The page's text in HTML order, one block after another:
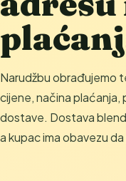
Narudžbu obrađujemo
cijene, načina
dostave. Dostava
a kupac ima obavezu